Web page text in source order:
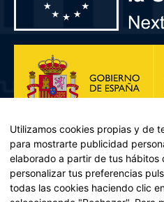
Utilizamos cookies propias y de
para mostrarte publicidad
elaborado a partir de tus hábitos
personalizar tus preferencias
todas las cookies haciendo clic